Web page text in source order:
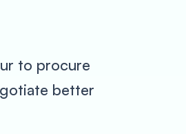
to procure
better